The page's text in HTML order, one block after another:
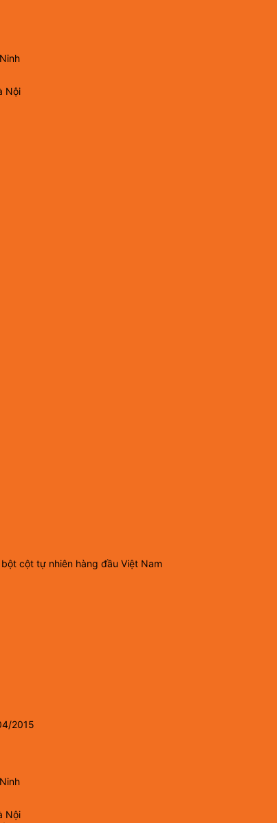
Nội
cột tự nhiên hàng đầu Việt Nam
2015
Nội